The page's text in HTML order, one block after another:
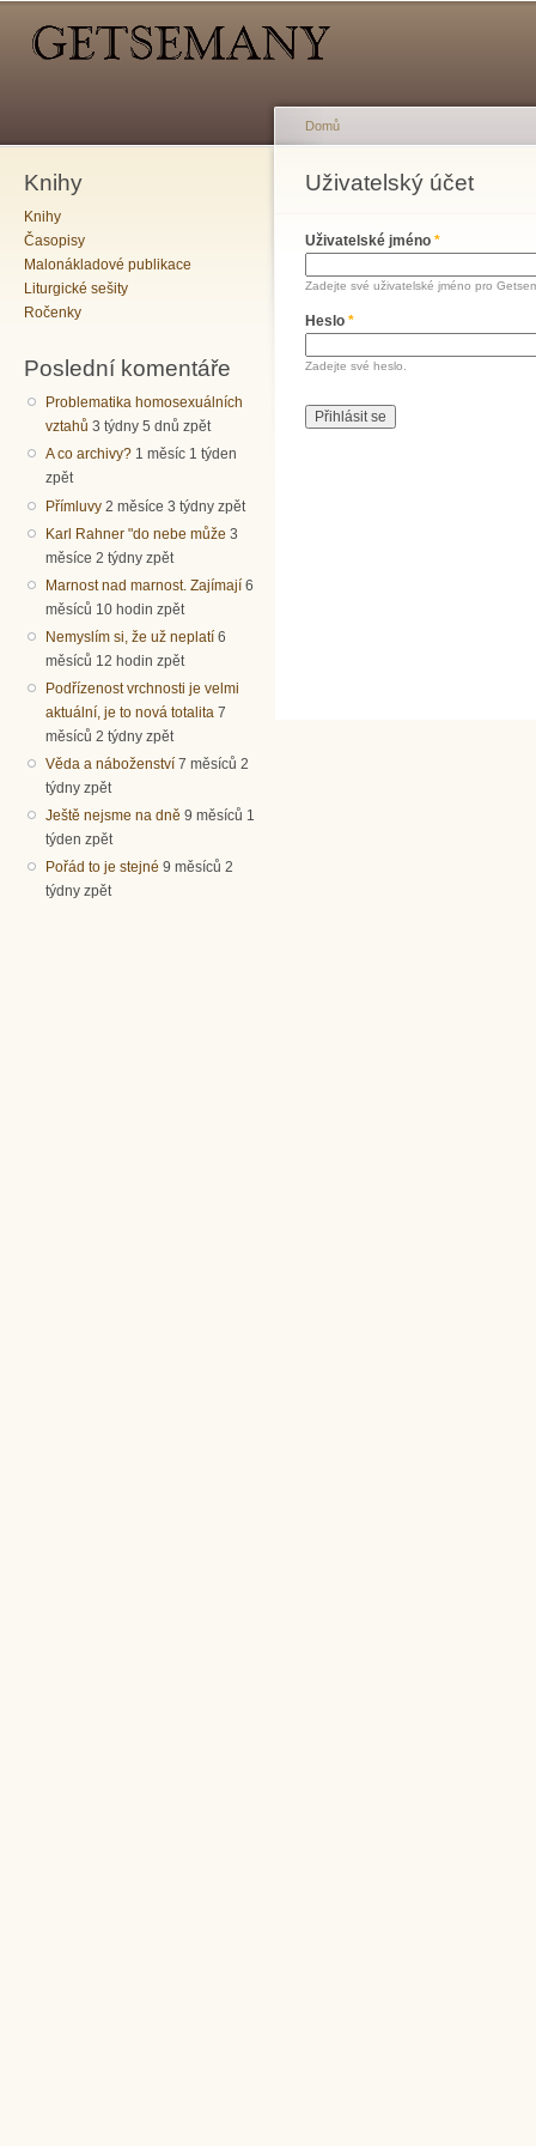
Knihy
Knihy
Časopisy
Malonákladové publikace
Liturgické sešity
Ročenky
Poslední komentáře
Problematika homosexuálních
vztahů 3 týdny 5 dnů zpět
A co archivy? 1 měsíc 1 týden
zpět
Přímluvy 2 měsíce 3 týdny zpět
Karl Rahner "do nebe může 3
měsíce 2 týdny zpět
Marnost nad marnost. Zajímají 6
měsíců 10 hodin zpět
Nemyslím si, že už neplatí 6
měsíců 12 hodin zpět
Podřízenost vrchnosti je velmi
aktuální, je to nová totalita 7
měsíců 2 týdny zpět
Věda a náboženství 7 měsíců 2
týdny zpět
Ještě nejsme na dně 9 měsíců 1
týden zpět
Pořád to je stejné 9 měsíců 2
týdny zpět
Jste zde
Domů
Uživatelský účet
Hlavní záložky
Uživatelské jméno *
Zadejte své uživatelské jméno pro
Heslo *
Zadejte své heslo.